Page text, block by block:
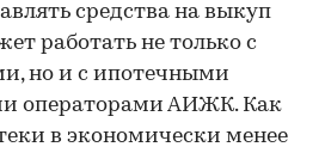
средства на выкуп
работать не только с
но и с ипотечными
операторами АИЖК. Как
в экономически менее